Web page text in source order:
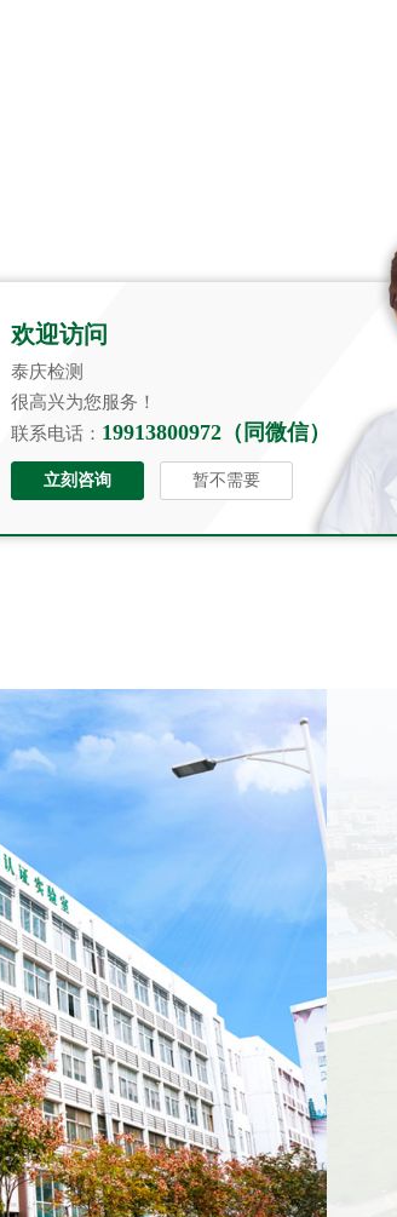
欢迎访问
泰庆检测
很高兴为您服务！
联系电话： 19913800972（同微信）
立刻咨询 暂不需要